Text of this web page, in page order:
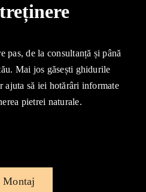
pas, de la consultanță și până
Mai jos găsești ghidurile
ajuta să iei hotărâri informate
pietrei naturale.
Montaj